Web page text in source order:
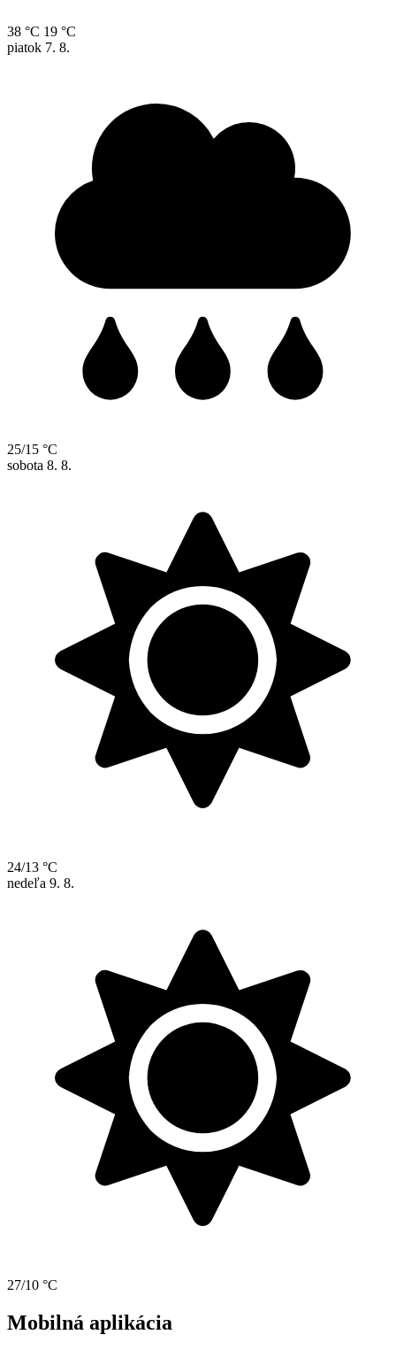
38 °C 19 °C
piatok 7. 8.
25/15 °C
sobota 8. 8.
24/13 °C
nedeľa 9. 8.
27/10 °C
Mobilná aplikácia